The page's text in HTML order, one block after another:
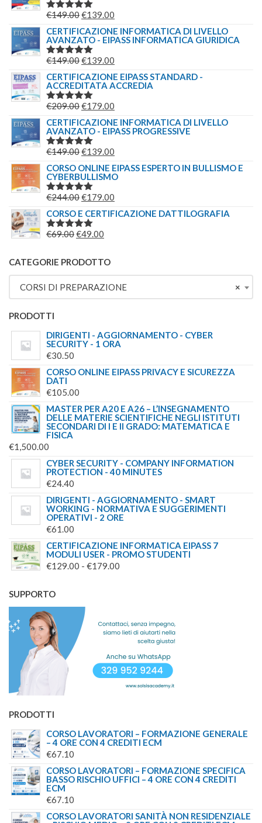
VALUTATO
€149.00IL
PREZZO
ORIGINALE
ERA:
€139.00
PREZZO
ATTUALE
CERTIFICAZIONE INFORMATICA DI LIVELLO
AVANZATO - EIPASS INFORMATICA GIURIDICA
VALUTATO
€149.00IL
PREZZO
ORIGINALE
ERA:
€139.00
PREZZO
ATTUALE
CERTIFICAZIONE EIPASS STANDARD -
ACCREDITATA ACCREDIA
VALUTATO
€209.00IL
PREZZO
ORIGINALE
ERA:
€179.00
PREZZO
ATTUALE
CERTIFICAZIONE INFORMATICA DI LIVELLO
AVANZATO - EIPASS PROGRESSIVE
VALUTATO
€149.00IL
PREZZO
ORIGINALE
ERA:
€139.00
PREZZO
ATTUALE
CORSO ONLINE EIPASS ESPERTO IN BULLISMO E
CYBERBULLISMO
VALUTATO
€244.00IL
PREZZO
ORIGINALE
ERA:
€179.00
PREZZO
CORSO E CERTIFICAZIONE DATTILOGRAFIA
VALUTATO
€69.00IL
ORIGINALE
ERA:
€69.00.
€49.00
ATTUALE
È:
€49.00.
CATEGORIE PRODOTTO
×
CORSI DI PREPARAZIONE
PRODOTTI
DIRIGENTI - AGGIORNAMENTO - CYBER
SECURITY - 1 ORA
€30.50
CORSO ONLINE EIPASS PRIVACY E SICUREZZA
DATI
€105.00
MASTER PER A20 E A26 – L’INSEGNAMENTO
DELLE MATERIE SCIENTIFICHE NEGLI ISTITUTI
SECONDARI DI I E II GRADO: MATEMATICA E
FISICA
€1,500.00
CYBER SECURITY - COMPANY INFORMATION
PROTECTION - 40 MINUTES
€24.40
DIRIGENTI - AGGIORNAMENTO - SMART
WORKING - NORMATIVA E SUGGERIMENTI
OPERATIVI - 2 ORE
€61.00
CERTIFICAZIONE INFORMATICA EIPASS 7
MODULI USER - PROMO STUDENTI
€129.00 - €179.00
€129.00
A
SUPPORTO
PRODOTTI
CORSO LAVORATORI – FORMAZIONE GENERALE
– 4 ORE CON 4 CREDITI ECM
€67.10
CORSO LAVORATORI – FORMAZIONE SPECIFICA
BASSO RISCHIO UFFICI – 4 ORE CON 4 CREDITI
ECM
€67.10
CORSO LAVORATORI SANITÀ NON RESIDENZIALE